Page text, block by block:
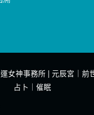
女神事務所 | 元辰宮｜前
占卜｜催眠